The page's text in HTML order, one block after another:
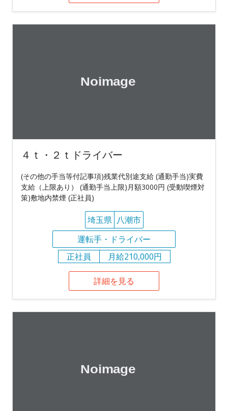
４ｔ・２ｔドライバー
(その他の手当等付記事項)残業代別途支給 (通勤手当)実費
支給（上限あり） (通勤手当上限)月額3000円 (受動喫煙対
策)敷地内禁煙 (正社員)
埼玉県 八潮市
運転手・ドライバー
正社員
月給210,000円
詳細を見る